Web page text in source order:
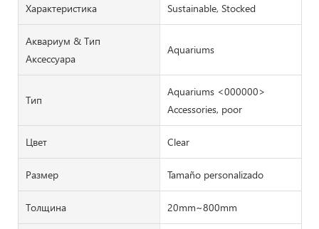
Характеристика Sustainable, Stocked
Аквариум & Тип
Аксессуара
Aquariums
Тип
Aquariums <000000>
Accessories, poor
Цвет Clear
Размер Tamaño personalizado
Толщина 20mm~800mm